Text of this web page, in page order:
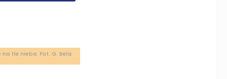
na tle nieba. Fot. G. Bela